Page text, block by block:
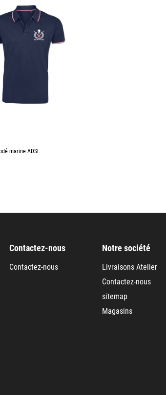
marine ADSL
+ Ajouter au panier
Contactez-nous
Contactez-nous
Notre société
Livraisons Atelier
Contactez-nous
sitemap
Magasins